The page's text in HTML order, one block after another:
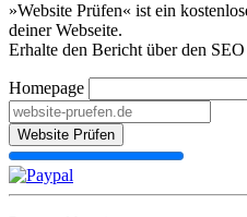
»Website Prüfen« ist ein
deiner Webseite.
Erhalte den Bericht über den
Homepage
Website Prüfen